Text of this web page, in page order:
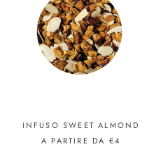
INFUSO SWEET ALMOND
A PARTIRE DA €4